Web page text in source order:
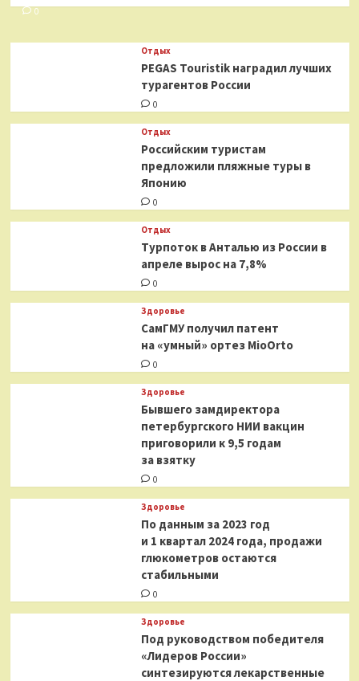
0
Отдых
PEGAS Touristik наградил лучших
турагентов России
0
Отдых
Российским туристам
предложили пляжные туры в
Японию
0
Отдых
Турпоток в Анталью из России в
апреле вырос на 7,8%
0
Здоровье
СамГМУ получил патент
на «умный» ортез MioOrto
0
Здоровье
Бывшего замдиректора
петербургского НИИ вакцин
приговорили к 9,5 годам
за взятку
0
Здоровье
По данным за 2023 год
и 1 квартал 2024 года, продажи
глюкометров остаются
стабильными
0
Здоровье
Под руководством победителя
«Лидеров России»
синтезируются лекарственные